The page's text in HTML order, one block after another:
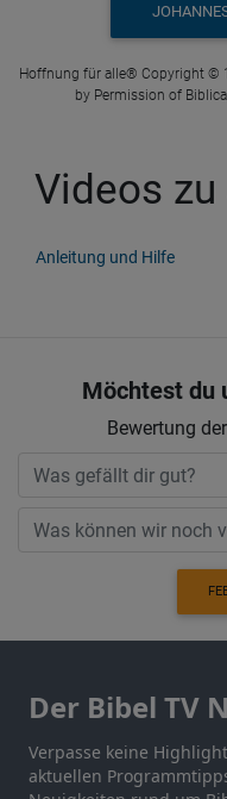
Hoffnung für alle® Copyright ©
by Permission of
Videos
Anleitung und Hilfe
Möchtest du
Bewertung
Der Bibel TV
Verpasse keine
aktuellen